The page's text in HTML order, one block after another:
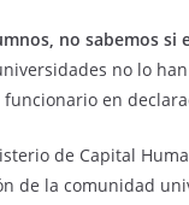
no sabemos
no lo
en
de Capital
de la comunidad